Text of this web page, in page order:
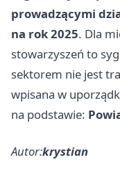
prowadzącymi
na rok 2025. Dla
stowarzyszeń to
sektorem nie jest
wpisana w
na podstawie:
Autor:krystian